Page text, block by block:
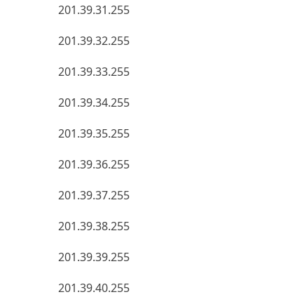
201.39.31.255
201.39.32.255
201.39.33.255
201.39.34.255
201.39.35.255
201.39.36.255
201.39.37.255
201.39.38.255
201.39.39.255
201.39.40.255